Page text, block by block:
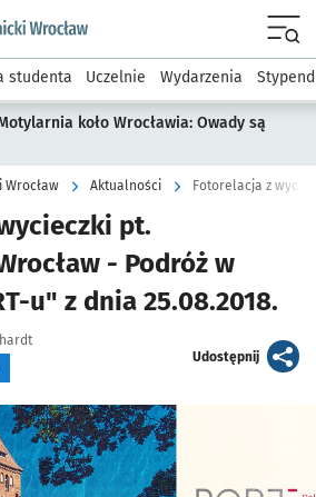
podserwis: Akademicki
studenta Uczelnie Wydarzenia
koło Wrocławia: Owady są
Wrocław Aktualności
pt.
- Podróż w
u" z dnia 25.08.2018.
Udostępnijartykuł